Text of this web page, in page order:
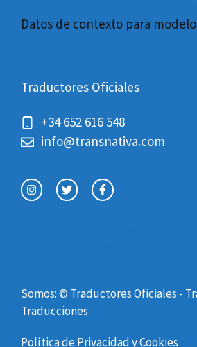
Datos de contexto para
Traductores Oficiales
+34 652 616 548
info@transnativa.com
Somos: © Traductores Oficiales -
Traducciones
Política de Privacidad y Cookies